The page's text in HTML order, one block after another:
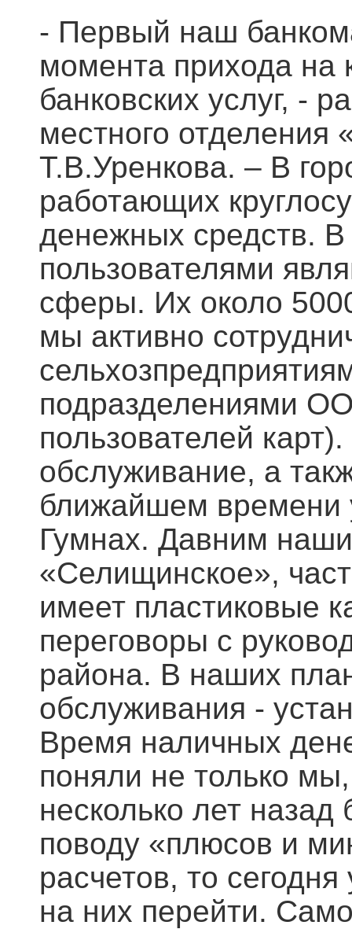
- Первый наш
момента прихода на
банковских услуг, -
местного отделения
Т.В.Уренкова. – В
работающих
денежных средств.
пользователями
сферы. Их около
мы активно
подразделениями
пользователей
обслуживание, а
ближайшем времени
Гумнах. Давним
«Селищинское»,
имеет пластиковые
переговоры с
района. В наших
обслуживания -
Время наличных
поняли не только
несколько лет
поводу «плюсов и
расчетов, то
на них перейти.